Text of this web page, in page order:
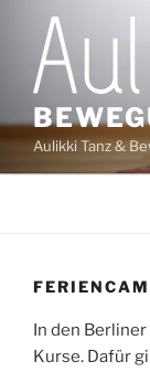
springen
Aulikki Tanz &
In den
Kurse. Dafür